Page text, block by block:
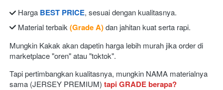
Harga BEST PRICE, sesuai dengan kualitasnya.
Material terbaik (Grade A) dan jahitan kuat serta rapi.
Mungkin Kakak akan dapetin harga lebih murah jika order di
marketplace "oren" atau "toktok".
Tapi pertimbangkan kualitasnya, mungkin NAMA materialnya
sama (JERSEY PREMIUM) tapi GRADE berapa?